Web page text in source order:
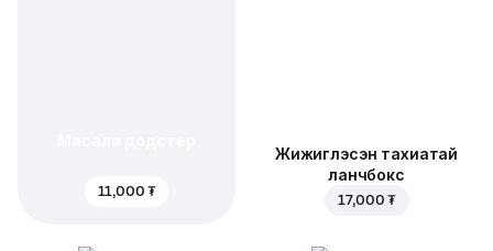
11,000 ₮
Жижиглэсэн тахиатай
ланчбокс
17,000 ₮